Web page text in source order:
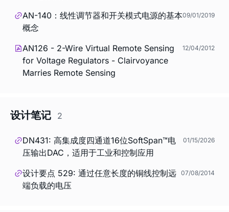
AN-140：线性调节器和开关模式电源的基本
概念
09/01/2019
AN126 - 2-Wire Virtual Remote Sensing
for Voltage Regulators - Clairvoyance
Marries Remote Sensing
12/04/2012
设计笔记 2
DN431: 高集成度四通道16位SoftSpan™电
压输出DAC，适用于工业和控制应用
01/15/2026
设计要点 529: 通过任意长度的铜线控制远
端负载的电压
07/08/2014